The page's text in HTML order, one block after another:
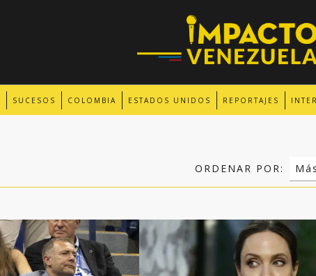
SUCESOS COLOMBIA ESTADOS UNIDOS REPORTAJES
ORDENAR POR: